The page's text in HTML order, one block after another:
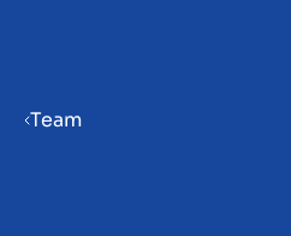
Team